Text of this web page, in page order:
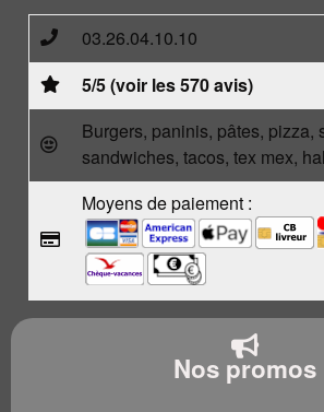
03.26.04.10.10
5/5 (voir les 570 avis)
Burgers, paninis, pâtes, pizza,
sandwiches, tacos, tex mex,
Moyens de paiement :
Nos promos